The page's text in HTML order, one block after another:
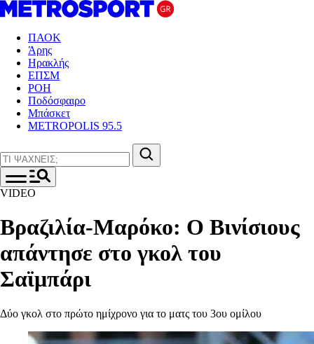
ΠΑΟΚ
Άρης
Ηρακλής
ΕΠΣΜ
ΡΟΗ
Ποδόσφαιρο
Μπάσκετ
METROPOLIS 95.5
VIDEO
Βραζιλία-Μαρόκο: Ο Βινίσιους
απάντησε στο γκολ του
Σαϊμπάρι
Δύο γκολ στο πρώτο ημίχρονο για το ματς του 3ου ομίλου